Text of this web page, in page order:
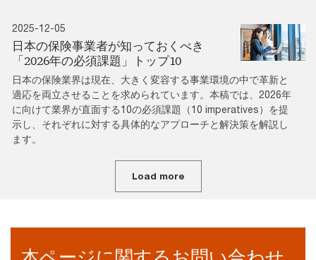
2025-12-05
日本の保険事業者が知っておくべき
「2026年の必須課題」トップ10
日本の保険業界は現在、大きく変容する事業環境の中で革新と
適応を両立させることを求められています。本稿では、2026年
に向けて業界が直面する10の必須課題（10 imperatives）を提
示し、それぞれに対する具体的なアプローチと解決策を解説し
ます。
Load more